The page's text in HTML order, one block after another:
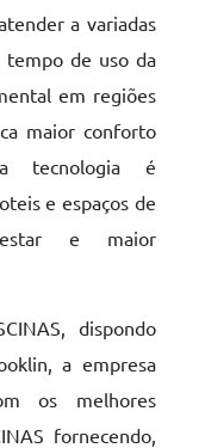
a variadas
tempo de uso da
em regiões
maior conforto
tecnologia é
e espaços de
estar e maior
dispondo
a empresa
os melhores
fornecendo,